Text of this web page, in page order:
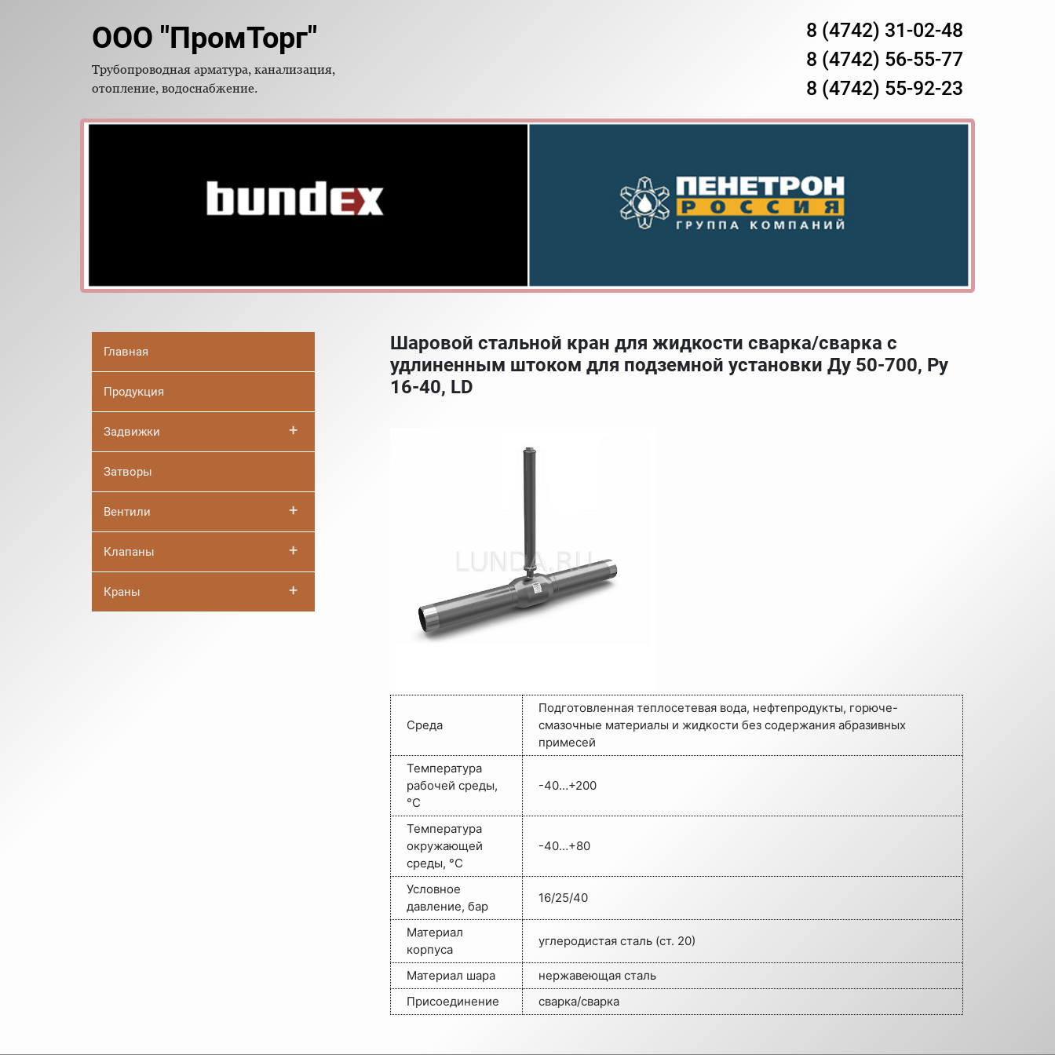
ООО "ПромТорг"
Трубопроводная арматура, канализация,
отопление, водоснабжение.
8 (4742) 31-02-48
8 (4742) 56-55-77
8 (4742) 55-92-23
Главная
Продукция
Задвижки +
Затворы
Вентили +
Клапаны +
Краны +
Шаровой стальной кран для жидкости сварка/сварка с
удлиненным штоком для подземной установки Ду 50-700, Ру
16-40, LD
Среда
Подготовленная теплосетевая вода, нефтепродукты, горюче-
смазочные материалы и жидкости без содержания абразивных
примесей
Температура
рабочей среды,
°C
-40…+200
Температура
окружающей
среды, °C
-40…+80
Условное
давление, бар
16/25/40
Материал
корпуса
углеродистая сталь (ст. 20)
Материал шара
нержавеющая сталь
Присоединение
сварка/сварка